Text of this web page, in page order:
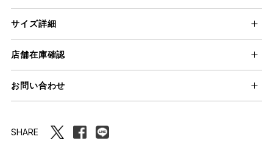
サイズ詳細
店舗在庫確認
お問い合わせ
SHARE